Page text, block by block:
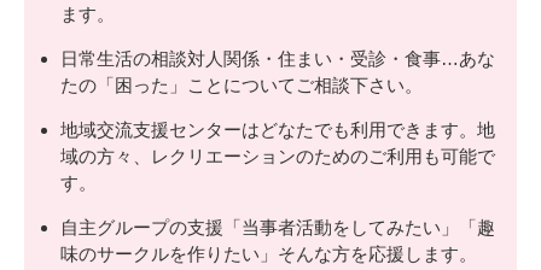
ます。
日常生活の相談対人関係・住まい・受診・食事…あな
たの「困った」ことについてご相談下さい。
地域交流支援センターはどなたでも利用できます。地
域の方々、レクリエーションのためのご利用も可能で
す。
自主グループの支援「当事者活動をしてみたい」「趣
味のサークルを作りたい」そんな方を応援します。